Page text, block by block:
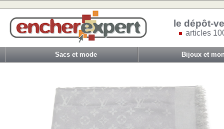
le dépôt-
articles
Sacs et mode Bijoux et